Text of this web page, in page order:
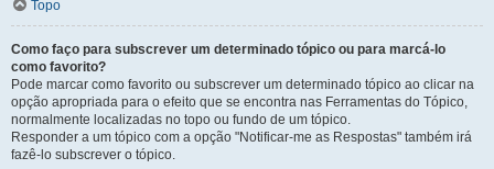
Topo
Como faço para subscrever um determinado tópico ou para marcá-lo
como favorito?
Pode marcar como favorito ou subscrever um determinado tópico ao clicar na
opção apropriada para o efeito que se encontra nas Ferramentas do Tópico,
normalmente localizadas no topo ou fundo de um tópico.
Responder a um tópico com a opção "Notificar-me as Respostas" também irá
fazê-lo subscrever o tópico.